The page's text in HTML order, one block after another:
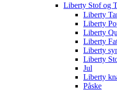
Liberty Stof og
Liberty
Liberty
Liberty
Liberty
Liberty
Liberty
Jul
Liberty
Påske